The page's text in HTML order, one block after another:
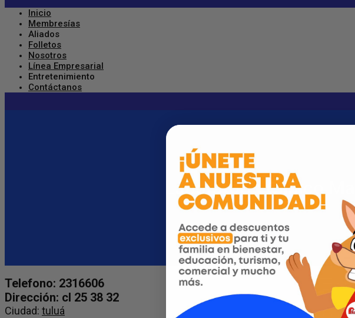
Inicio
Membresías
Aliados
Folletos
Nosotros
Línea Empresarial
Entretenimiento
Contáctanos
Laboratorio Clinico
Telefono: 2316606
Dirección: cl 25 38 32
Ciudad: tuluá